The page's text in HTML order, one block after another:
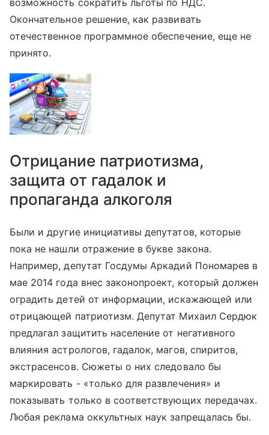
Окончательное решение, как развивать
отечественное программное обеспечение, еще не
принято.
Отрицание патриотизма,
защита от гадалок и
пропаганда алкоголя
Были и другие инициативы депутатов, которые
пока не нашли отражение в букве закона.
Например, депутат Госдумы Аркадий Пономарев в
мае 2014 года внес законопроект, который должен
оградить детей от информации, искажающей или
отрицающей патриотизм. Депутат Михаил Сердюк
предлагал защитить население от негативного
влияния астрологов, гадалок, магов, спиритов,
экстрасенсов. Сюжеты о них следовало бы
маркировать - «только для развлечения» и
показывать только в соответствующих передачах.
Любая реклама оккультных наук запрещалась бы.